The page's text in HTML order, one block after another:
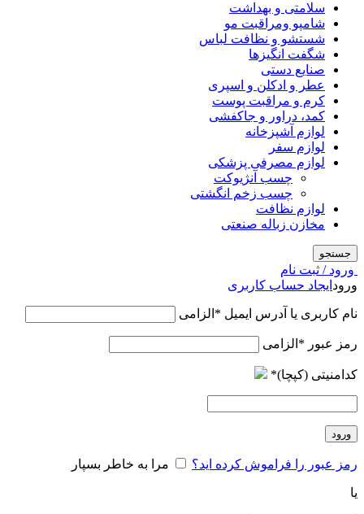
سلامتی و بهداشت
شامپو ومراقبت مو
شستشو و نظافت لباس
شگفت انگیزها
صنایع دستی
عطر و ادکلن و اسپری
کرم و مراقبت پوست
کمد، دراور و جاکفشی
لوازم آشپزخانه
لوازم سفر
لوازم مصرفی پزشکی
چسب آنژیوکت
چسب زخم انگشتی
لوازم نظافت
مخازن زباله صنعتی
جستجو
ورود / ثبت نام
ورود ایجاد حساب کاربری
نام کاربری یا آدرس ایمیل * الزامی
رمز عبور * الزامی
کدامنیتی (کپچا)*
ورود
رمز عبور را فراموش کرده اید؟ مرا به خاطر بسپار
یا